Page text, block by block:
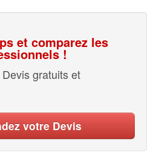
et comparez les
!
gratuits et
votre Devis